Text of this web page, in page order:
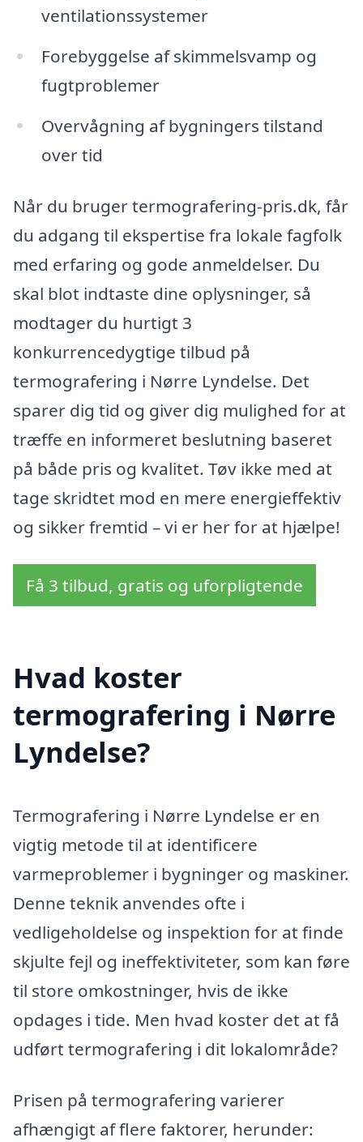
ventilationssystemer
Forebyggelse af skimmelsvamp og
fugtproblemer
Overvågning af bygningers tilstand
over tid
Når du bruger termografering-pris.dk, får
du adgang til ekspertise fra lokale fagfolk
med erfaring og gode anmeldelser. Du
skal blot indtaste dine oplysninger, så
modtager du hurtigt 3
konkurrencedygtige tilbud på
termografering i Nørre Lyndelse. Det
sparer dig tid og giver dig mulighed for at
træffe en informeret beslutning baseret
på både pris og kvalitet. Tøv ikke med at
tage skridtet mod en mere energieffektiv
og sikker fremtid – vi er her for at hjælpe!
Få 3 tilbud, gratis og uforpligtende
Hvad koster
termografering i Nørre
Lyndelse?
Termografering i Nørre Lyndelse er en
vigtig metode til at identificere
varmeproblemer i bygninger og maskiner.
Denne teknik anvendes ofte i
vedligeholdelse og inspektion for at finde
skjulte fejl og ineffektiviteter, som kan føre
til store omkostninger, hvis de ikke
opdages i tide. Men hvad koster det at få
udført termografering i dit lokalområde?
Prisen på termografering varierer
afhængigt af flere faktorer, herunder: